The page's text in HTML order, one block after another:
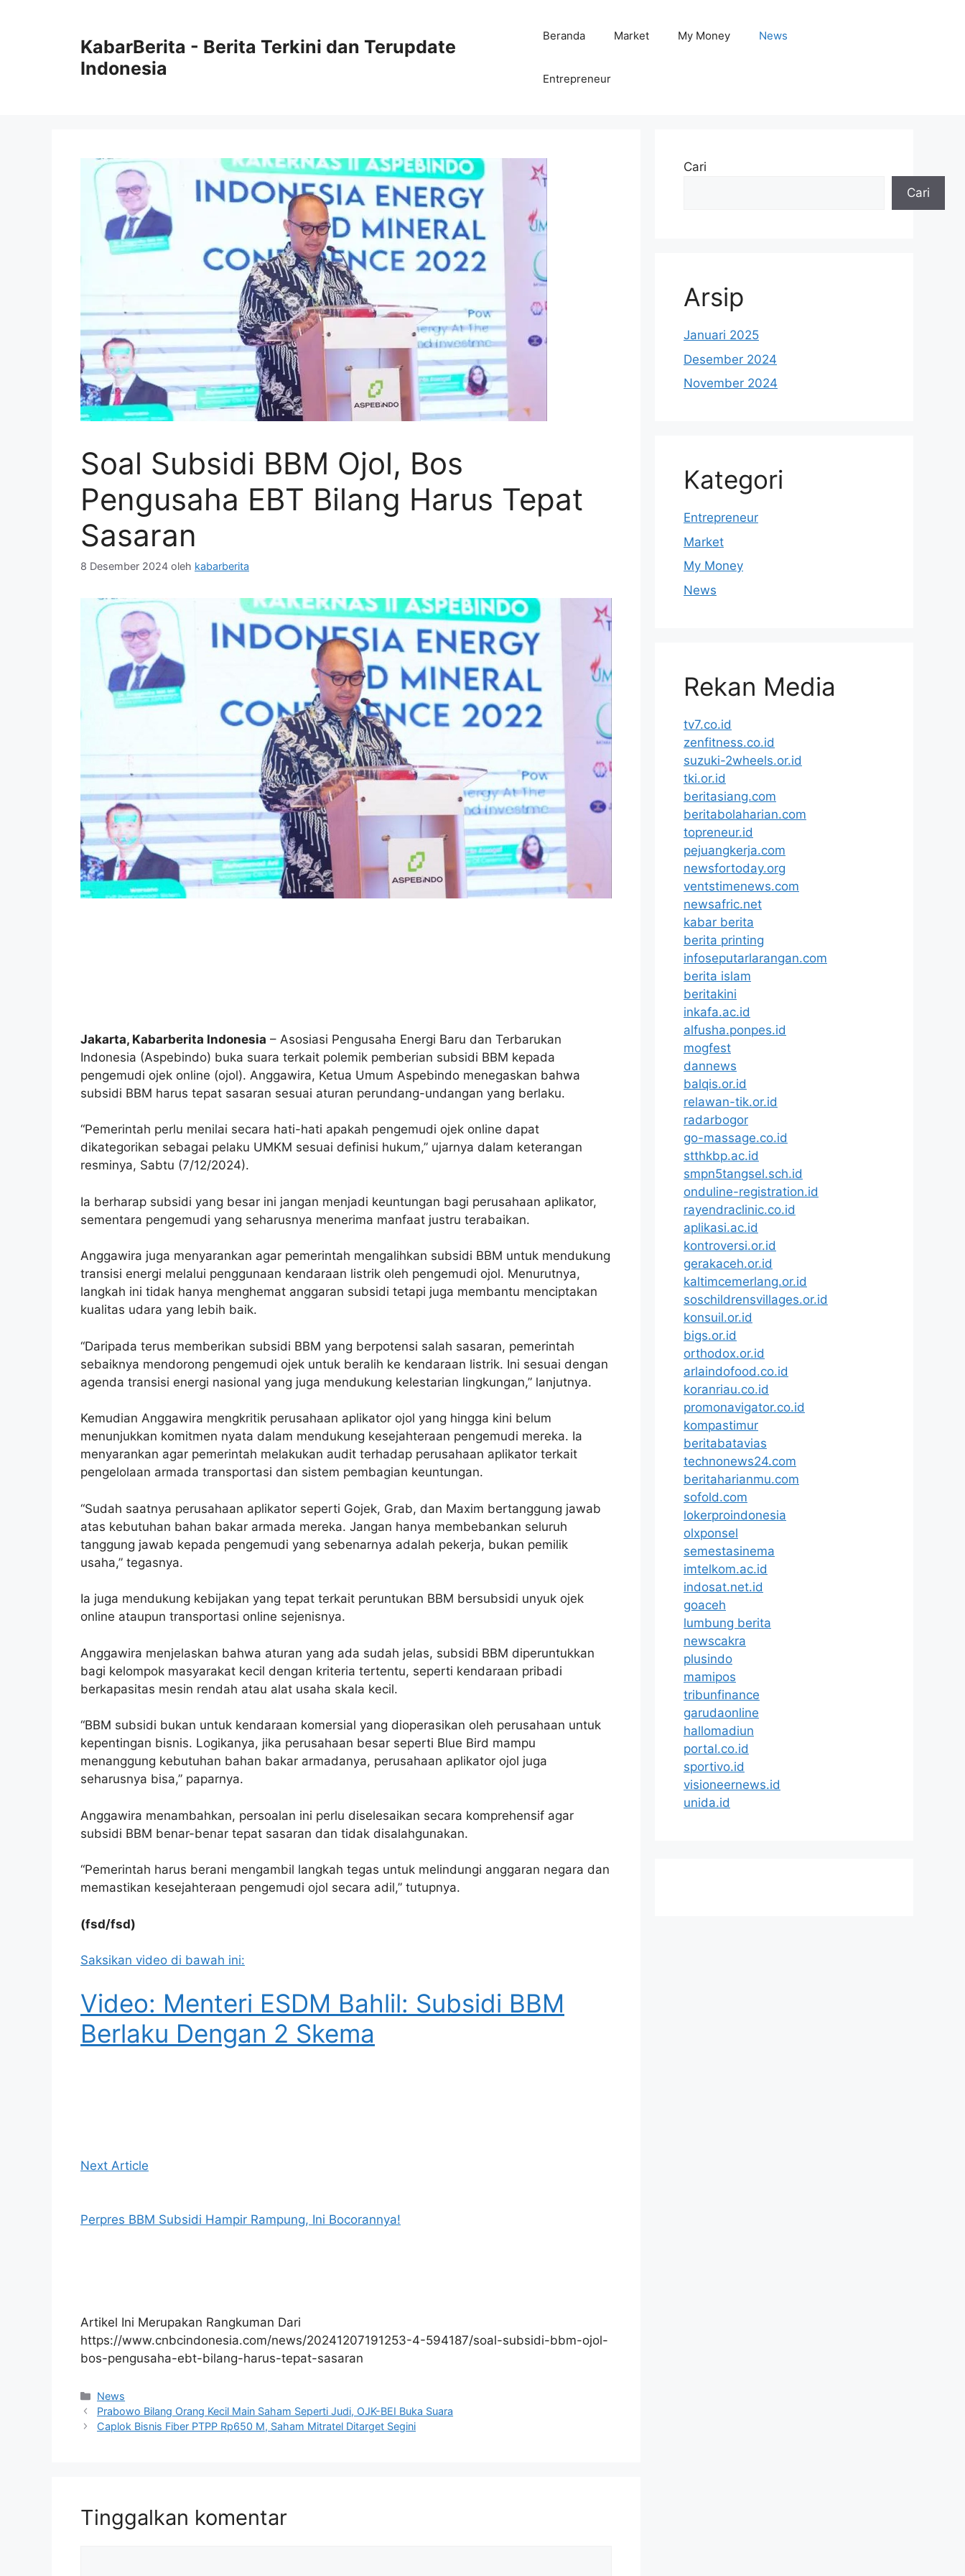
KabarBerita - Berita Terkini dan Terupdate
Indonesia
Beranda Market My Money News
Entrepreneur
Soal Subsidi BBM Ojol, Bos
Pengusaha EBT Bilang Harus Tepat
Sasaran
8 Desember 2024 oleh kabarberita
Jakarta, Kabarberita Indonesia – Asosiasi Pengusaha Energi Baru dan Terbarukan
Indonesia (Aspebindo) buka suara terkait polemik pemberian subsidi BBM kepada
pengemudi ojek online (ojol). Anggawira, Ketua Umum Aspebindo menegaskan bahwa
subsidi BBM harus tepat sasaran sesuai aturan perundang-undangan yang berlaku.
“Pemerintah perlu menilai secara hati-hati apakah pengemudi ojek online dapat
dikategorikan sebagai pelaku UMKM sesuai definisi hukum,” ujarnya dalam keterangan
resminya, Sabtu (7/12/2024).
Ia berharap subsidi yang besar ini jangan menjadi keuntungan bagi perusahaan aplikator,
sementara pengemudi yang seharusnya menerima manfaat justru terabaikan.
Anggawira juga menyarankan agar pemerintah mengalihkan subsidi BBM untuk mendukung
transisi energi melalui penggunaan kendaraan listrik oleh pengemudi ojol. Menurutnya,
langkah ini tidak hanya menghemat anggaran subsidi tetapi juga membantu menciptakan
kualitas udara yang lebih baik.
“Daripada terus memberikan subsidi BBM yang berpotensi salah sasaran, pemerintah
sebaiknya mendorong pengemudi ojek untuk beralih ke kendaraan listrik. Ini sesuai dengan
agenda transisi energi nasional yang juga mendukung kelestarian lingkungan,” lanjutnya.
Kemudian Anggawira mengkritik perusahaan aplikator ojol yang hingga kini belum
menunjukkan komitmen nyata dalam mendukung kesejahteraan pengemudi mereka. Ia
menyarankan agar pemerintah melakukan audit terhadap perusahaan aplikator terkait
pengelolaan armada transportasi dan sistem pembagian keuntungan.
“Sudah saatnya perusahaan aplikator seperti Gojek, Grab, dan Maxim bertanggung jawab
atas kebutuhan bahan bakar armada mereka. Jangan hanya membebankan seluruh
tanggung jawab kepada pengemudi yang sebenarnya adalah pekerja, bukan pemilik
usaha,” tegasnya.
Ia juga mendukung kebijakan yang tepat terkait peruntukan BBM bersubsidi unyuk ojek
online ataupun transportasi online sejenisnya.
Anggawira menjelaskan bahwa aturan yang ada sudah jelas, subsidi BBM diperuntukkan
bagi kelompok masyarakat kecil dengan kriteria tertentu, seperti kendaraan pribadi
berkapasitas mesin rendah atau alat usaha skala kecil.
“BBM subsidi bukan untuk kendaraan komersial yang dioperasikan oleh perusahaan untuk
kepentingan bisnis. Logikanya, jika perusahaan besar seperti Blue Bird mampu
menanggung kebutuhan bahan bakar armadanya, perusahaan aplikator ojol juga
seharusnya bisa,” paparnya.
Anggawira menambahkan, persoalan ini perlu diselesaikan secara komprehensif agar
subsidi BBM benar-benar tepat sasaran dan tidak disalahgunakan.
“Pemerintah harus berani mengambil langkah tegas untuk melindungi anggaran negara dan
memastikan kesejahteraan pengemudi ojol secara adil,” tutupnya.
(fsd/fsd)
Saksikan video di bawah ini:
Video: Menteri ESDM Bahlil: Subsidi BBM
Berlaku Dengan 2 Skema
Next Article
Perpres BBM Subsidi Hampir Rampung, Ini Bocorannya!
Artikel Ini Merupakan Rangkuman Dari
https://www.cnbcindonesia.com/news/20241207191253-4-594187/soal-subsidi-bbm-ojol-
bos-pengusaha-ebt-bilang-harus-tepat-sasaran
Kategori
News
Prabowo Bilang Orang Kecil Main Saham Seperti Judi, OJK-BEI Buka Suara
Caplok Bisnis Fiber PTPP Rp650 M, Saham Mitratel Ditarget Segini
Tinggalkan komentar
Cari
Cari
Arsip
Januari 2025
Desember 2024
November 2024
Kategori
Entrepreneur
Market
My Money
News
Rekan Media
tv7.co.id
zenfitness.co.id
suzuki-2wheels.or.id
tki.or.id
beritasiang.com
beritabolaharian.com
topreneur.id
pejuangkerja.com
newsfortoday.org
ventstimenews.com
newsafric.net
kabar berita
berita printing
infoseputarlarangan.com
berita islam
beritakini
inkafa.ac.id
alfusha.ponpes.id
mogfest
dannews
balqis.or.id
relawan-tik.or.id
radarbogor
go-massage.co.id
stthkbp.ac.id
smpn5tangsel.sch.id
onduline-registration.id
rayendraclinic.co.id
aplikasi.ac.id
kontroversi.or.id
gerakaceh.or.id
kaltimcemerlang.or.id
soschildrensvillages.or.id
konsuil.or.id
bigs.or.id
orthodox.or.id
arlaindofood.co.id
koranriau.co.id
promonavigator.co.id
kompastimur
beritabatavias
technonews24.com
beritaharianmu.com
sofold.com
lokerproindonesia
olxponsel
semestasinema
imtelkom.ac.id
indosat.net.id
goaceh
lumbung berita
newscakra
plusindo
mamipos
tribunfinance
garudaonline
hallomadiun
portal.co.id
sportivo.id
visioneernews.id
unida.id